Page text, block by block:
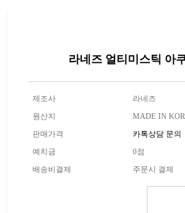
라네즈 얼티미스틱 아
제조사 라네즈
원산지 MADE IN
판매가격 카톡상담 문의
예치금 0점
배송비결제 주문시 결제